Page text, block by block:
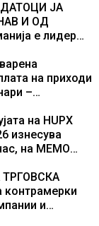
го
го промени
ЈА
И ОД
е лидер
на приходи
–
на HUPX
изнесува
на МЕМО
контрамерки
и